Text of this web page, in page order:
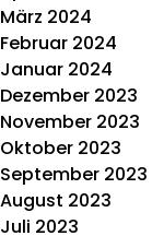
März 2024
Februar 2024
Januar 2024
Dezember 2023
November 2023
Oktober 2023
September 2023
August 2023
Juli 2023